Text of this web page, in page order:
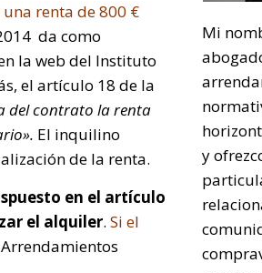
renta de 800 €
da como
la web del Instituto
el artículo 18 de la
del contrato la renta
El inquilino
de la renta.
en el artículo
el alquiler. Si el
Mi
y